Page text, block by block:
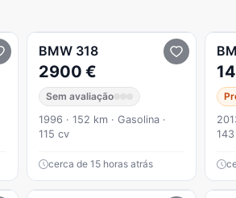
BMW 318
2900 €
Sem avaliação
1996 · 152 km · Gasolina ·
115 cv
cerca de 15 horas atrás